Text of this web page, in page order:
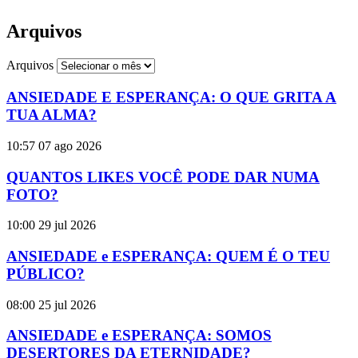
Arquivos
Arquivos
ANSIEDADE E ESPERANÇA: O QUE GRITA A
TUA ALMA?
10:57 07 ago 2026
QUANTOS LIKES VOCÊ PODE DAR NUMA
FOTO?
10:00 29 jul 2026
ANSIEDADE e ESPERANÇA: QUEM É O TEU
PÚBLICO?
08:00 25 jul 2026
ANSIEDADE e ESPERANÇA: SOMOS
DESERTORES DA ETERNIDADE?